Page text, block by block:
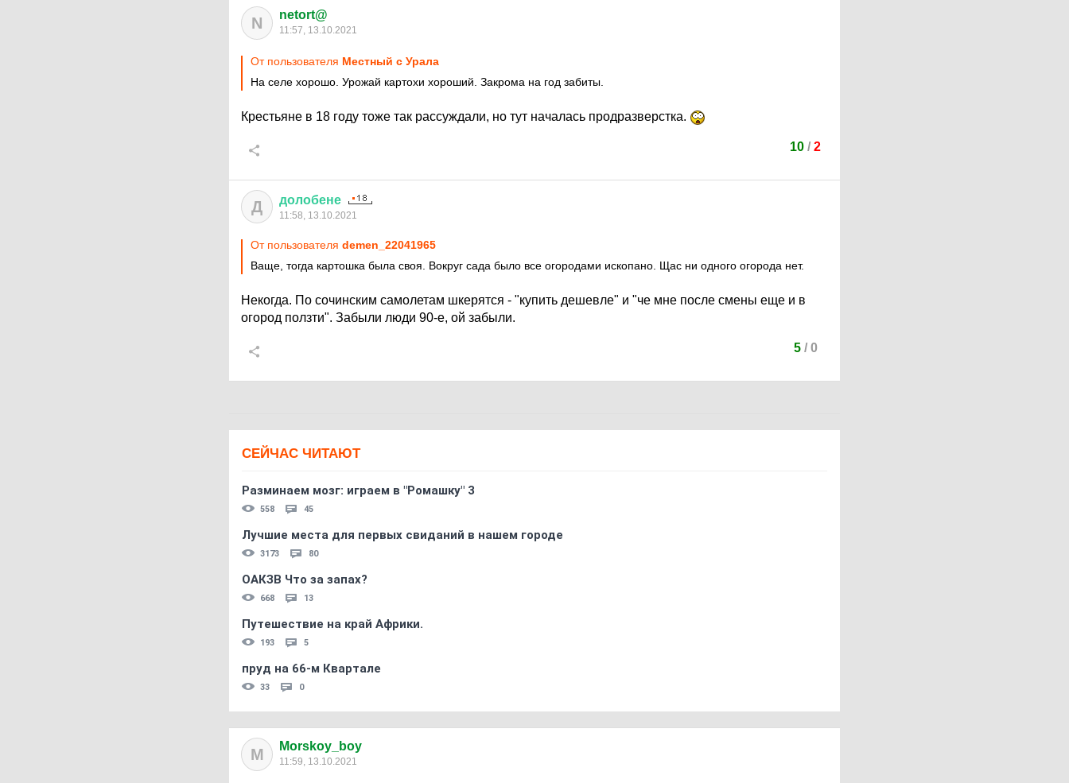
N netort@
11:57, 13.10.2021
От пользователя Местный с Урала
На селе хорошо. Урожай картохи хороший. Закрома на год забиты.
Крестьяне в 18 году тоже так рассуждали, но тут началась продразверстка.
10 / 2
Д долобене
11:58, 13.10.2021
От пользователя demen_22041965
Ваще, тогда картошка была своя. Вокруг сада было все огородами ископано. Щас ни одного огорода нет.
Некогда. По сочинским самолетам шкерятся - "купить дешевле" и "че мне после смены еще и в
огород ползти". Забыли люди 90-е, ой забыли.
5/ 0
СЕЙЧАС ЧИТАЮТ
Разминаем мозг: играем в "Ромашку" 3
558 45
Лучшие места для первых свиданий в нашем городе
3173 80
ОАКЗВ Что за запах?
668 13
Путешествие на край Африки.
193 5
пруд на 66-м Квартале
33 0
M Morskoy_boy
11:59, 13.10.2021